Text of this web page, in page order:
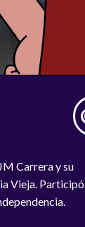
Carrera y su
Vieja. Participó